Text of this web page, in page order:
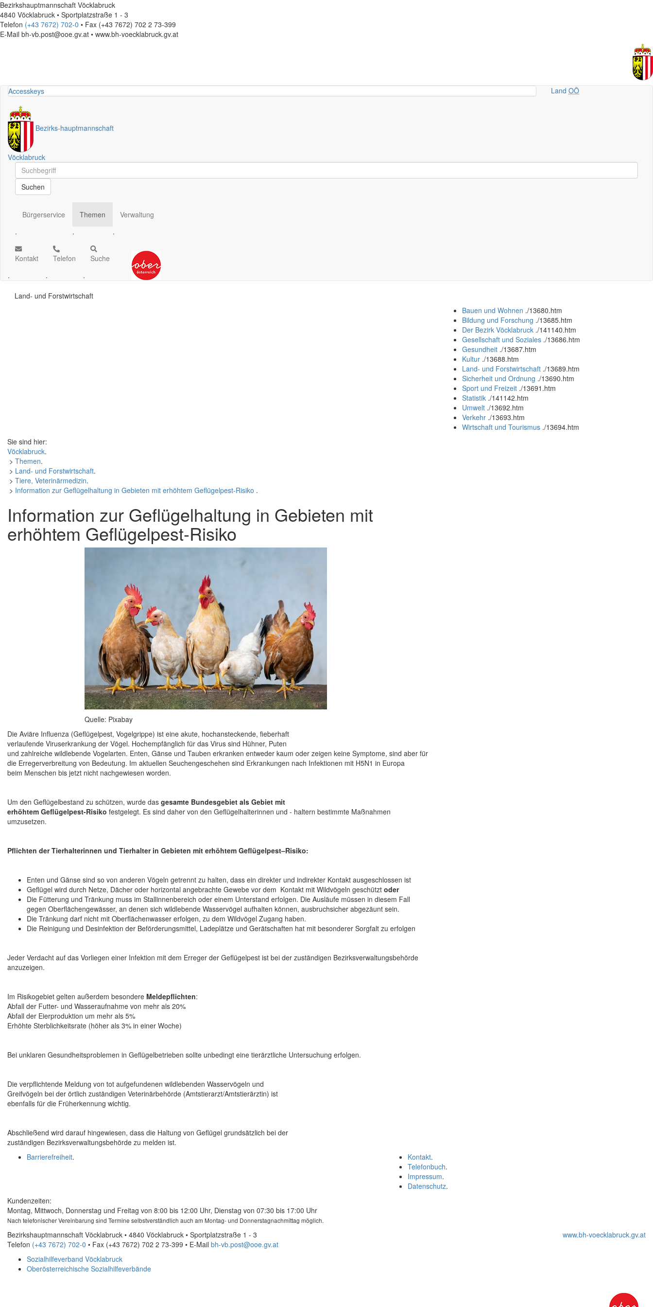
Bezirkshauptmannschaft Vöcklabruck
4840 Vöcklabruck • Sportplatzstraße 1 - 3
Telefon (+43 7672) 702-0 • Fax (+43 7672) 702 2 73-399
E-Mail bh-vb.post@ooe.gv.at • www.bh-voecklabruck.gv.at
Accesskeys LandOÖ
Bezirks-hauptmannschaft
Vöcklabruck
Schnellsuche
Schnellsuche
Suchen
Bürgerservice
.
Themen
.
Verwaltung
.
Kontakt
.
Telefon
.
Suche
.
Land- und Forstwirtschaft
Bauen und Wohnen ./13680.htm
Bildung und Forschung ./13685.htm
Der Bezirk Vöcklabruck ./141140.htm
Gesellschaft und Soziales ./13686.htm
Gesundheit ./13687.htm
Kultur ./13688.htm
Land- und Forstwirtschaft ./13689.htm
Sicherheit und Ordnung ./13690.htm
Sport und Freizeit ./13691.htm
Statistik ./141142.htm
Umwelt ./13692.htm
Verkehr ./13693.htm
Wirtschaft und Tourismus ./13694.htm
Sie sind hier:
Vöcklabruck.
> Themen.
> Land- und Forstwirtschaft.
> Tiere, Veterinärmedizin.
> Information zur Geflügelhaltung in Gebieten mit erhöhtem Geflügelpest-Risiko .
Information zur Geflügelhaltung in Gebieten mit
erhöhtem Geflügelpest-Risiko
Quelle: Pixabay
Die Aviäre Influenza (Geflügelpest, Vogelgrippe) ist eine akute, hochansteckende, fieberhaft
verlaufende Viruserkrankung der Vögel. Hochempfänglich für das Virus sind Hühner, Puten
und zahlreiche wildlebende Vogelarten. Enten, Gänse und Tauben erkranken entweder kaum oder zeigen keine Symptome, sind aber für
die Erregerverbreitung von Bedeutung. Im aktuellen Seuchengeschehen sind Erkrankungen nach Infektionen mit H5N1 in Europa
beim Menschen bis jetzt nicht nachgewiesen worden.
Um den Geflügelbestand zu schützen, wurde das gesamte Bundesgebiet als Gebiet mit
erhöhtem Geflügelpest-Risiko festgelegt. Es sind daher von den Geflügelhalterinnen und - haltern bestimmte Maßnahmen
umzusetzen.
Pflichten der Tierhalterinnen und Tierhalter in Gebieten mit erhöhtem Geflügelpest–Risiko:
Enten und Gänse sind so von anderen Vögeln getrennt zu halten, dass ein direkter und indirekter Kontakt ausgeschlossen ist
Geflügel wird durch Netze, Dächer oder horizontal angebrachte Gewebe vor dem Kontakt mit Wildvögeln geschützt oder
Die Fütterung und Tränkung muss im Stallinnenbereich oder einem Unterstand erfolgen. Die Ausläufe müssen in diesem Fall
gegen Oberflächengewässer, an denen sich wildlebende Wasservögel aufhalten können, ausbruchsicher abgezäunt sein.
Die Tränkung darf nicht mit Oberflächenwasser erfolgen, zu dem Wildvögel Zugang haben.
Die Reinigung und Desinfektion der Beförderungsmittel, Ladeplätze und Gerätschaften hat mit besonderer Sorgfalt zu erfolgen
Jeder Verdacht auf das Vorliegen einer Infektion mit dem Erreger der Geflügelpest ist bei der zuständigen Bezirksverwaltungsbehörde
anzuzeigen.
Im Risikogebiet gelten außerdem besondere Meldepflichten:
Abfall der Futter- und Wasseraufnahme von mehr als 20%
Abfall der Eierproduktion um mehr als 5%
Erhöhte Sterblichkeitsrate (höher als 3% in einer Woche)
Bei unklaren Gesundheitsproblemen in Geflügelbetrieben sollte unbedingt eine tierärztliche Untersuchung erfolgen.
Die verpflichtende Meldung von tot aufgefundenen wildlebenden Wasservögeln und
Greifvögeln bei der örtlich zuständigen Veterinärbehörde (Amtstierarzt/Amtstierärztin) ist
ebenfalls für die Früherkennung wichtig.
Abschließend wird darauf hingewiesen, dass die Haltung von Geflügel grundsätzlich bei der
zuständigen Bezirksverwaltungsbehörde zu melden ist.
Kontakt.
Telefonbuch.
Impressum.
Datenschutz.
Barrierefreiheit.
Kundenzeiten:
Montag, Mittwoch, Donnerstag und Freitag von 8:00 bis 12:00 Uhr, Dienstag von 07:30 bis 17:00 Uhr
Nach telefonischer Vereinbarung sind Termine selbstverständlich auch am Montag- und Donnerstagnachmittag möglich.
Bezirkshauptmannschaft Vöcklabruck • 4840 Vöcklabruck • Sportplatzstraße 1 - 3
Telefon (+43 7672) 702-0 • Fax (+43 7672) 702 2 73-399 • E-Mail bh-vb.post@ooe.gv.at
www.bh-voecklabruck.gv.at
Sozialhilfeverband Vöcklabruck
Oberösterreichische Sozialhilfeverbände